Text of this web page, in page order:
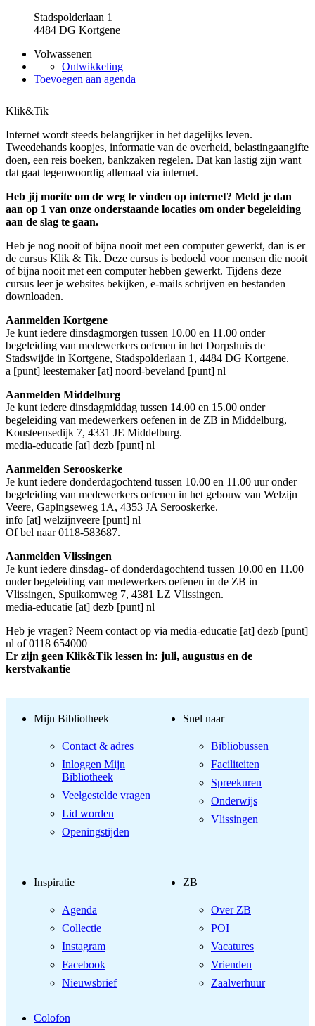
Stadspolderlaan 1
4484 DG Kortgene
Volwassenen
Ontwikkeling
Toevoegen aan agenda
Klik&Tik
Internet wordt steeds belangrijker in het dagelijks leven.
Tweedehands koopjes, informatie van de overheid, belastingaangifte
doen, een reis boeken, bankzaken regelen. Dat kan lastig zijn want
dat gaat tegenwoordig allemaal via internet.
Heb jij moeite om de weg te vinden op internet? Meld je dan
aan op 1 van onze onderstaande locaties om onder begeleiding
aan de slag te gaan.
Heb je nog nooit of bijna nooit met een computer gewerkt, dan is er
de cursus Klik & Tik. Deze cursus is bedoeld voor mensen die nooit
of bijna nooit met een computer hebben gewerkt. Tijdens deze
cursus leer je websites bekijken, e-mails schrijven en bestanden
downloaden.
Aanmelden Kortgene
Je kunt iedere dinsdagmorgen tussen 10.00 en 11.00 onder
begeleiding van medewerkers oefenen in het Dorpshuis de
Stadswijde in Kortgene, Stadspolderlaan 1, 4484 DG Kortgene.
a [punt] leestemaker [at] noord-beveland [punt] nl
Aanmelden Middelburg
Je kunt iedere dinsdagmiddag tussen 14.00 en 15.00 onder
begeleiding van medewerkers oefenen in de ZB in Middelburg,
Kousteensedijk 7, 4331 JE Middelburg.
media-educatie [at] dezb [punt] nl
Aanmelden Serooskerke
Je kunt iedere donderdagochtend tussen 10.00 en 11.00 uur onder
begeleiding van medewerkers oefenen in het gebouw van Welzijn
Veere, Gapingseweg 1A, 4353 JA Serooskerke.
info [at] welzijnveere [punt] nl
Of bel naar 0118-583687.
Aanmelden Vlissingen
Je kunt iedere dinsdag- of donderdagochtend tussen 10.00 en 11.00
onder begeleiding van medewerkers oefenen in de ZB in
Vlissingen, Spuikomweg 7, 4381 LZ Vlissingen.
media-educatie [at] dezb [punt] nl
Heb je vragen? Neem contact op via media-educatie [at] dezb [punt]
nl of 0118 654000
Er zijn geen Klik&Tik lessen in: juli, augustus en de
kerstvakantie
Mijn Bibliotheek
Contact & adres
Inloggen Mijn
Bibliotheek
Veelgestelde vragen
Lid worden
Openingstijden
Snel naar
Bibliobussen
Faciliteiten
Spreekuren
Onderwijs
Vlissingen
Inspiratie
Agenda
Collectie
Instagram
Facebook
Nieuwsbrief
ZB
Over ZB
POI
Vacatures
Vrienden
Zaalverhuur
Colofon